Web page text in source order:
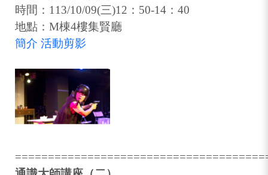
時間：113/10/09(三)12：50-14：40
地點：M棟4樓集賢廳
簡介 活動剪影